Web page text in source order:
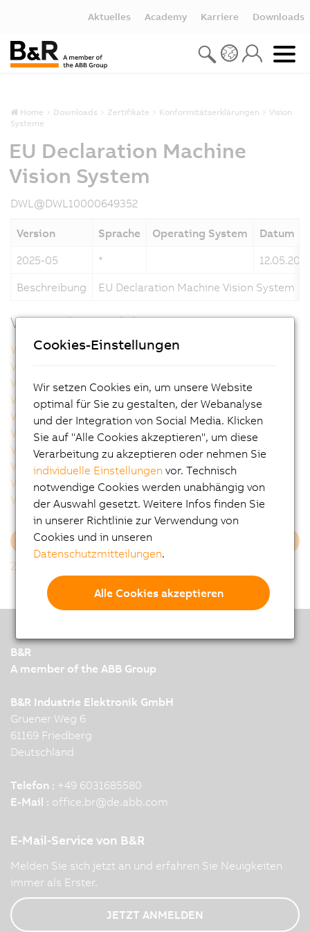
Aktuelles Academy Karriere Downloads
Home Downloads Zertifikate Konformitätserklärungen
Vision
Systeme
EU Declaration Machine
Vision System
DWL@DWL10000649352
Version Sprache Operating System
Datum
2025-05
*
Beschreibung
EU Declaration Machine Vision System
Verwandte Produkte
VAC0YC020
VAC0YC067
VCA0Y01.0005
VCA0Y01.0020
VCA0Y01.0050
VCA0Y01.0100
VCA0Y01.0150
VCA0Y01.0200
VCA0Y01.0300
VCA0Y11.0010
VCA0Y11.0020
VCA0Y11.0050
VCA0Y11.0100
VCA0Y11.0150
VCA1L01.0020
VCA1L01.0050
VCA1L01.0100
VCA1L01.0200
VCA1L11.0020
Mehr laden
Zurück zur Gesamtliste
B&R
A member of the ABB Group
B&R Industrie Elektronik GmbH
Gruener Weg 6
61169 Friedberg
Deutschland
Telefon : +49 6031685580
E-Mail : office.br@de.abb.com
E-Mail-Service von B&R
Melden Sie sich jetzt an und erfahren Sie Neuigkeiten
immer als Erster.
JETZT ANMELDEN
Cookies-Einstellungen
Wir setzen Cookies ein, um unsere Website
optimal für Sie zu gestalten, der Webanalyse
und der Integration von Social Media. Klicken
Sie auf "Alle Cookies akzeptieren", um diese
Verarbeitung zu akzeptieren oder nehmen Sie
individuelle Einstellungen vor. Technisch
notwendige Cookies werden unabhängig von
der Auswahl gesetzt. Weitere Infos finden Sie
in unserer Richtlinie zur Verwendung von
Cookies und in unseren
Datenschutzmitteilungen.
Alle Cookies akzeptieren